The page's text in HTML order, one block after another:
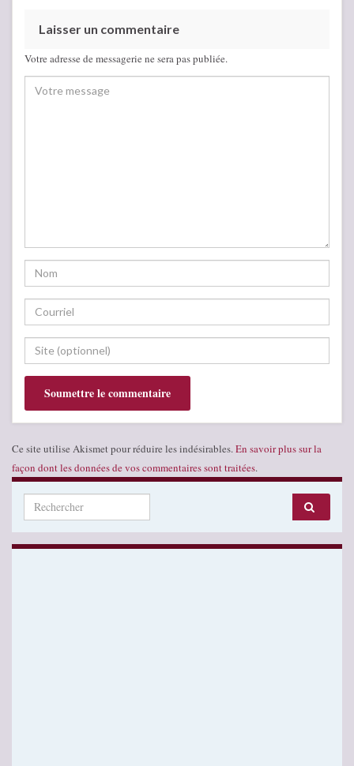
Laisser un commentaire
Votre adresse de messagerie ne sera pas publiée.
Ce site utilise Akismet pour réduire les indésirables. En savoir plus sur la
façon dont les données de vos commentaires sont traitées.
Search for: